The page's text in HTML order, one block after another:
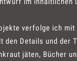
verfolge ich mit
den Details und der
jäten, Bücher